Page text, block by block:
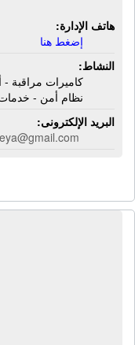
هاتف الإدارة:
إضغط هنا
النشاط:
كاميرات مراقبة
نظام أمن -
البريد الإلكترونى: